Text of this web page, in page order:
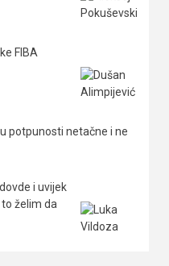
FIBA
potpunosti netačne i ne
i uvijek
želim da